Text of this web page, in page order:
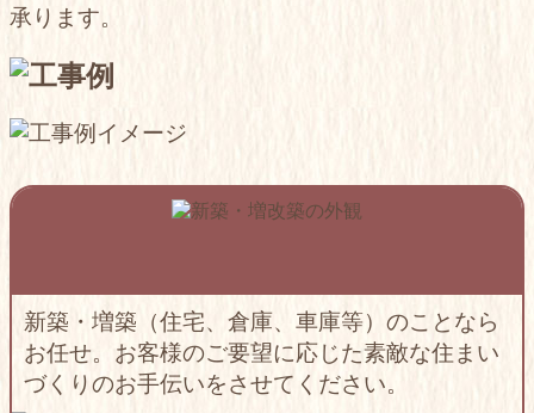
承ります。
新築・増築（住宅、倉庫、車庫等）のことなら
お任せ。お客様のご要望に応じた素敵な住まい
づくりのお手伝いをさせてください。